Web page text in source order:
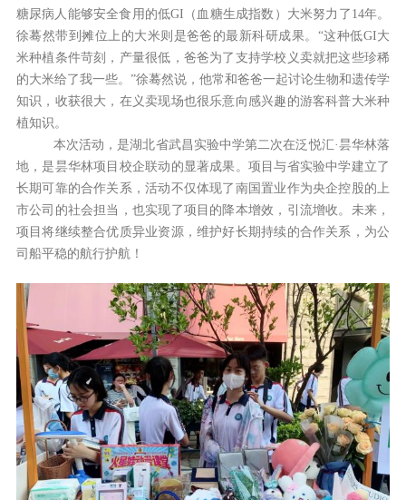
糖尿病人能够安全食用的低GI（血糖生成指数）大米努力了14年。
徐蓦然带到摊位上的大米则是爸爸的最新科研成果。“这种低GI大
米种植条件苛刻，产量很低，爸爸为了支持学校义卖就把这些珍稀
的大米给了我一些。”徐蓦然说，他常和爸爸一起讨论生物和遗传学
知识，收获很大，在义卖现场也很乐意向感兴趣的游客科普大米种
植知识。
本次活动，是湖北省武昌实验中学第二次在泛悦汇·昙华林落
地，是昙华林项目校企联动的显著成果。项目与省实验中学建立了
长期可靠的合作关系，活动不仅体现了南国置业作为央企控股的上
市公司的社会担当，也实现了项目的降本增效，引流增收。未来，
项目将继续整合优质异业资源，维护好长期持续的合作关系，为公
司船平稳的航行护航！